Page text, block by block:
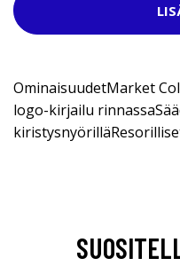
OminaisuudetMarket
logo-kirjailu